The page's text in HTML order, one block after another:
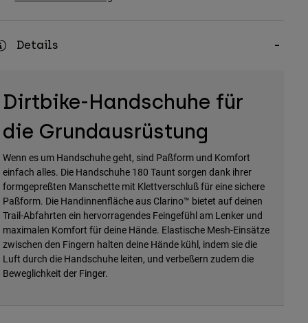
Details
Dirtbike-Handschuhe für
die Grundausrüstung
Wenn es um Handschuhe geht, sind Paßform und Komfort
einfach alles. Die Handschuhe 180 Taunt sorgen dank ihrer
formgepreßten Manschette mit Klettverschluß für eine sichere
Paßform. Die Handinnenfläche aus Clarino™ bietet auf deinen
Trail-Abfahrten ein hervorragendes Feingefühl am Lenker und
maximalen Komfort für deine Hände. Elastische Mesh-Einsätze
zwischen den Fingern halten deine Hände kühl, indem sie die
Luft durch die Handschuhe leiten, und verbeßern zudem die
Beweglichkeit der Finger.